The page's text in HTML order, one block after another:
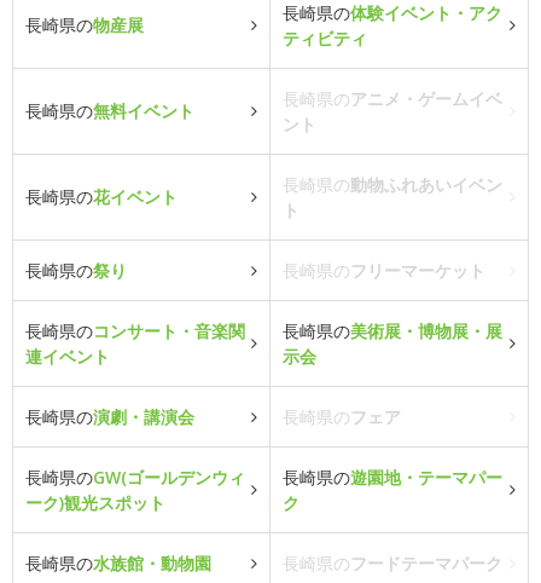
長崎県の物産展
長崎県の体験イベント・アク
ティビティ
長崎県の無料イベント
長崎県のアニメ・ゲームイベ
ント
長崎県の花イベント
長崎県の動物ふれあいイベン
ト
長崎県の祭り 長崎県のフリーマーケット
長崎県のコンサート・音楽関
連イベント
長崎県の美術展・博物展・展
示会
長崎県の演劇・講演会 長崎県のフェア
長崎県のGW(ゴールデンウィ
ーク)観光スポット
長崎県の遊園地・テーマパー
ク
長崎県の水族館・動物園 長崎県のフードテーマパーク